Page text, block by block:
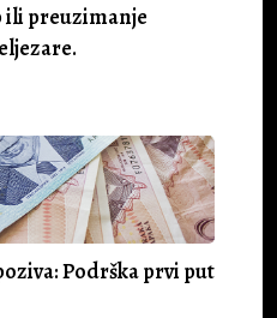
ili preuzimanje
Podrška prvi put